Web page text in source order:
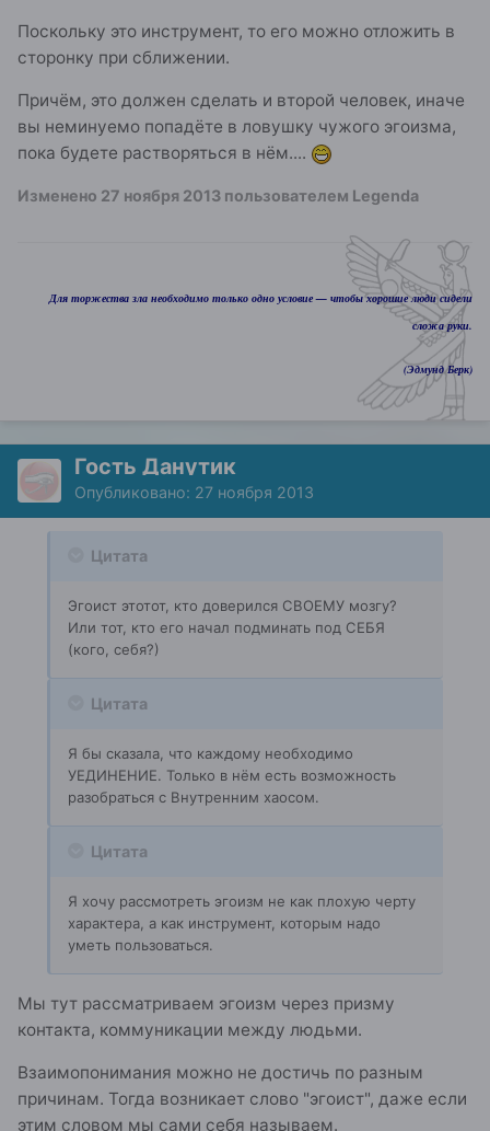
Поскольку это инструмент, то его можно отложить в
сторонку при сближении.
Причём, это должен сделать и второй человек, иначе
вы неминуемо попадёте в ловушку чужого эгоизма,
пока будете растворяться в нём....
Изменено 27 ноября 2013 пользователем Legenda
Для торжества зла необходимо только одно условие — чтобы хорошие люди сидели
сложа руки.
(Эдмунд Берк)
Гость Данутик
Опубликовано: 27 ноября 2013
Цитата
Эгоист этотот, кто доверился СВОЕМУ мозгу?
Или тот, кто его начал подминать под СЕБЯ
(кого, себя?)
Цитата
Я бы сказала, что каждому необходимо
УЕДИНЕНИЕ. Только в нём есть возможность
разобраться с Внутренним хаосом.
Цитата
Я хочу рассмотреть эгоизм не как плохую черту
характера, а как инструмент, которым надо
уметь пользоваться.
Мы тут рассматриваем эгоизм через призму
контакта, коммуникации между людьми.
Взаимопонимания можно не достичь по разным
причинам. Тогда возникает слово "эгоист", даже если
этим словом мы сами себя называем.